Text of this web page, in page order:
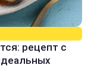
рецепт с